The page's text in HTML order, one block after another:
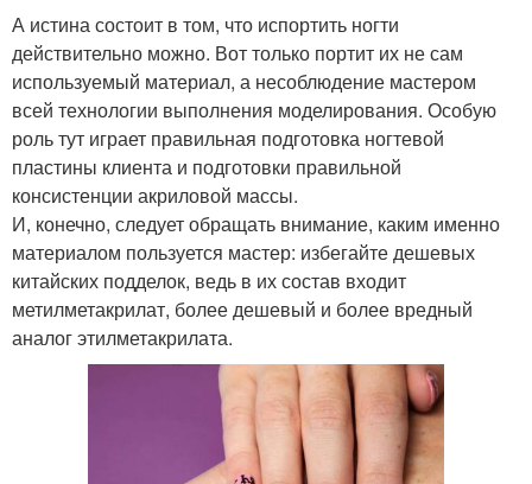
А истина состоит в том, что испортить ногти
действительно можно. Вот только портит их не сам
используемый материал, а несоблюдение мастером
всей технологии выполнения моделирования. Особую
роль тут играет правильная подготовка ногтевой
пластины клиента и подготовки правильной
консистенции акриловой массы.
И, конечно, следует обращать внимание, каким именно
материалом пользуется мастер: избегайте дешевых
китайских подделок, ведь в их состав входит
метилметакрилат, более дешевый и более вредный
аналог этилметакрилата.